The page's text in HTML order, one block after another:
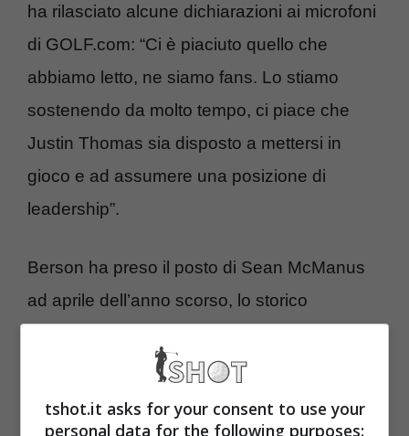
ha rilasciato alcune dichiarazioni ai microfoni
di GOLF.com: “Ci è piaciuto quello che
abbiamo letto, ne siamo fans. Lo stiamo
sostenendo da molto tempo, ci piace che
Justin Thomas sia disposto a mettersi in
gioco e ad assumere una posizione di
leadership”.
Berson ha preso il posto di Sean McManus
ad aprile dell’anno scorso, lo storico
lettera offrendo un’approvazione di un
dirigente della rete televisiva che di solito non
tshot.it asks for your consent to use your
personal data for the following purposes: